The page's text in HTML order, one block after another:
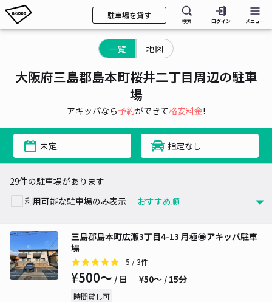
駐車場を貸す
検索 ログイン メニュー
一覧 地図
大阪府三島郡島本町桜井二丁目周辺の駐車
場
アキッパなら予約ができて格安料金!
未定 指定なし
29件の駐車場があります
利用可能な駐車場のみ表示
三島郡島本町広瀬3丁目4-13 月極◉アキッパ駐車
場
5 / 3件
¥500〜 / 日 ¥50〜 / 15分
時間貸し可